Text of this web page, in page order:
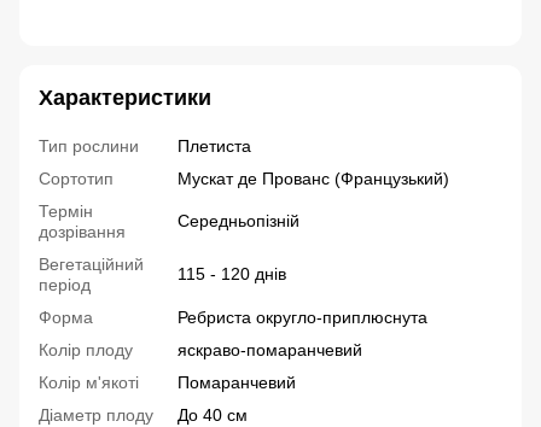
Характеристики
Тип рослини
Плетиста
Сортотип
Мускат де Прованс (Французький)
Термін
дозрівання
Середньопізній
Вегетаційний
період
115 - 120 днів
Форма
Ребриста округло-приплюснута
Колір плоду
яскраво-помаранчевий
Колір м'якоті
Помаранчевий
Діаметр плоду
До 40 см